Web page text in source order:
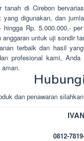
di Cirebon
yang digunakan, dan
hingga Rp. 5.000.000,-
untuk uji sondir
terbaik dan hasil
profesional kami,
dаn реnаwаrаn sіlаhkаn
IVAN
0812-